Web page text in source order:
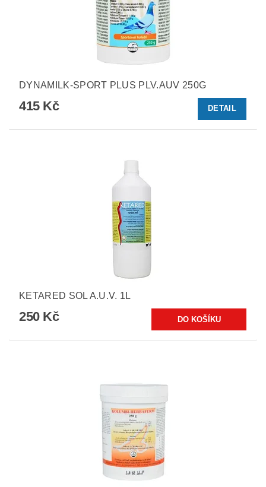
DYNAMILK-SPORT PLUS PLV.AUV 250G
415 Kč DETAIL
KETARED SOL A.U.V. 1L
250 Kč